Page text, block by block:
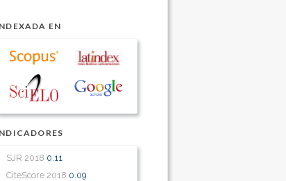
EN
SJR 2018 0.11
CiteScore 2018 0.09